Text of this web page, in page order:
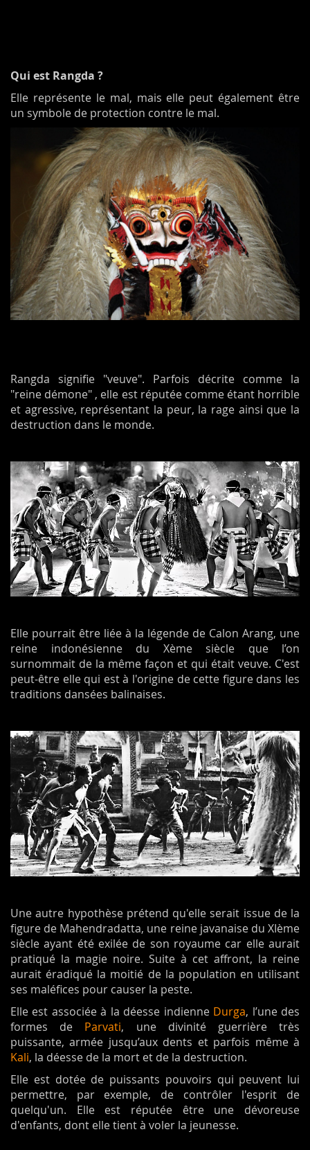
Qui est Rangda ?
Elle représente le mal, mais elle peut également être
un symbole de protection contre le mal.
Rangda signifie "veuve". Parfois décrite comme la
"reine démone" , elle est réputée comme étant horrible
et agressive, représentant la peur, la rage ainsi que la
destruction dans le monde.
Elle pourrait être liée à la légende de Calon Arang, une
reine indonésienne du Xème siècle que l’on
surnommait de la même façon et qui était veuve. C'est
peut-être elle qui est à l'origine de cette figure dans les
traditions dansées balinaises.
Une autre hypothèse prétend qu'elle serait issue de la
figure de Mahendradatta, une reine javanaise du XIème
siècle ayant été exilée de son royaume car elle aurait
pratiqué la magie noire. Suite à cet affront, la reine
aurait éradiqué la moitié de la population en utilisant
ses maléfices pour causer la peste.
Elle est associée à la déesse indienne Durga, l’une des
formes de Parvati, une divinité guerrière très
puissante, armée jusqu’aux dents et parfois même à
Kali, la déesse de la mort et de la destruction.
Elle est dotée de puissants pouvoirs qui peuvent lui
permettre, par exemple, de contrôler l'esprit de
quelqu'un. Elle est réputée être une dévoreuse
d'enfants, dont elle tient à voler la jeunesse.